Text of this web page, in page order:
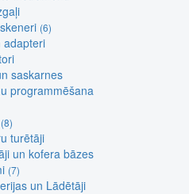
(6)
adapteri
saskarnes
programmēšana
(8)
turētāji
un kofera bāzes
(7)
un Lādētāji